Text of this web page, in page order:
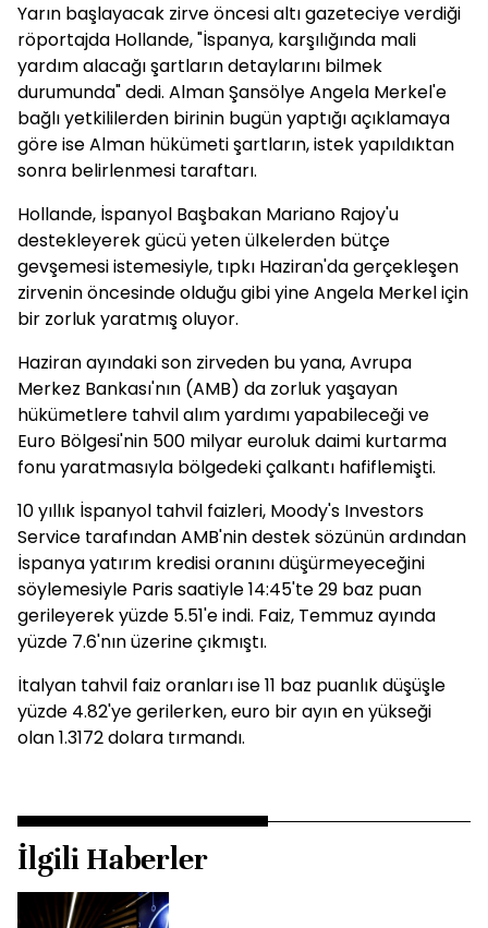
Yarın başlayacak zirve öncesi altı gazeteciye verdiği
röportajda Hollande, "İspanya, karşılığında mali
yardım alacağı şartların detaylarını bilmek
durumunda" dedi. Alman Şansölye Angela Merkel'e
bağlı yetkililerden birinin bugün yaptığı açıklamaya
göre ise Alman hükümeti şartların, istek yapıldıktan
sonra belirlenmesi taraftarı.
Hollande, İspanyol Başbakan Mariano Rajoy'u
destekleyerek gücü yeten ülkelerden bütçe
gevşemesi istemesiyle, tıpkı Haziran'da gerçekleşen
zirvenin öncesinde olduğu gibi yine Angela Merkel için
bir zorluk yaratmış oluyor.
Haziran ayındaki son zirveden bu yana, Avrupa
Merkez Bankası'nın (AMB) da zorluk yaşayan
hükümetlere tahvil alım yardımı yapabileceği ve
Euro Bölgesi'nin 500 milyar euroluk daimi kurtarma
fonu yaratmasıyla bölgedeki çalkantı hafiflemişti.
10 yıllık İspanyol tahvil faizleri, Moody's Investors
Service tarafından AMB'nin destek sözünün ardından
İspanya yatırım kredisi oranını düşürmeyeceğini
söylemesiyle Paris saatiyle 14:45'te 29 baz puan
gerileyerek yüzde 5.51'e indi. Faiz, Temmuz ayında
yüzde 7.6'nın üzerine çıkmıştı.
İtalyan tahvil faiz oranları ise 11 baz puanlık düşüşle
yüzde 4.82'ye gerilerken, euro bir ayın en yükseği
olan 1.3172 dolara tırmandı.
İlgili Haberler